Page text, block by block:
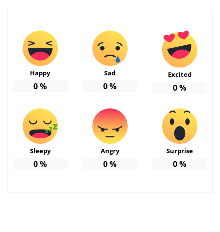
Happy
0%
Sad
0%
Excited
0%
Sleepy
0%
Angry
0%
Surprise
0%